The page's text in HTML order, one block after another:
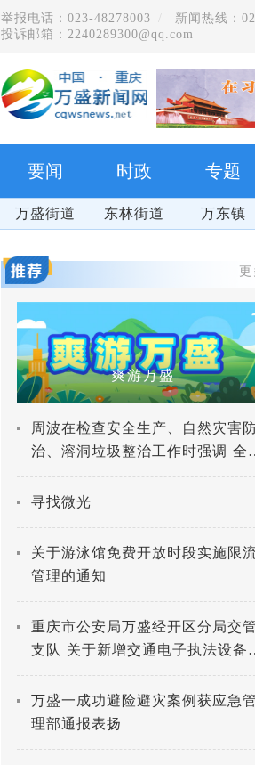
举报电话：023-48278003 新闻热线：
投诉邮箱：2240289300@qq.com
要闻 时政 专题
万盛街道 东林街道 万东镇
把习近平总书记的殷殷嘱托全面落实在重庆大地上
周波在检查安全生产、自然灾害
治、溶洞垃圾整治工作时强调 全
打好防灾减灾救灾人民战争 深入
进溶洞垃圾专项整治工作
寻找微光
关于游泳馆免费开放时段实施限
管理的通知
重庆市公安局万盛经开区分局交管
支队 关于新增交通电子执法设备
公示
万盛一成功避险避灾案例获应急管
理部通报表扬